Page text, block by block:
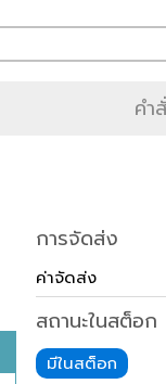
คำ
การจัดส่ง
ค่าจัดส่ง
สถานะในสต็อก
มีในสต็อก